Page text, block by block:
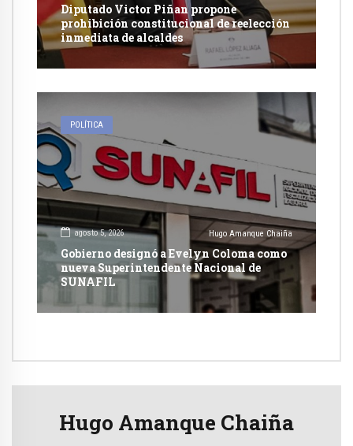
Diputado Victor Piñan propone
prohibición constitucional de reelección
inmediata de alcaldes
POLÍTICA
agosto 5, 2026 Hugo Amanque Chaiña
Gobierno designó a Evelyn Coloma como
nueva Superintendente Nacional de
SUNAFIL
Hugo Amanque Chaiña